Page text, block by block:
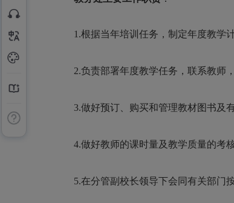
1.根据当年培训任务，制定年度教学
2.负责部署年度教学任务，联系教师，
3.做好预订、购买和管理教材图书及有
4.做好教师的课时量及教学质量的考核
5.在分管副校长领导下会同有关部门按